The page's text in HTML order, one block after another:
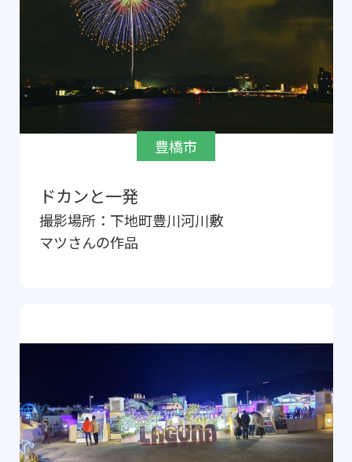
豊橋市
ドカンと一発
撮影場所： 下地町豊川河川敷
マツさんの作品